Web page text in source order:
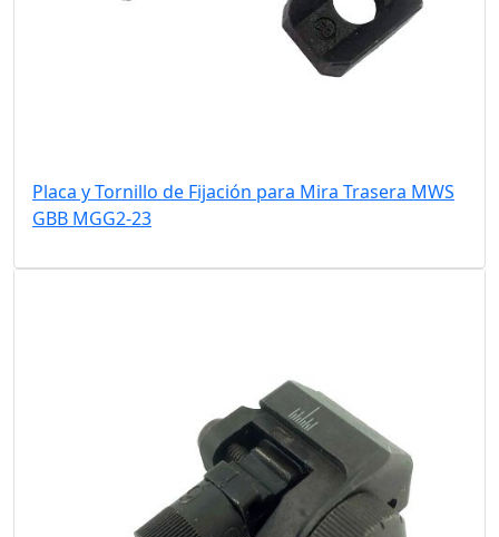
Placa y Tornillo de Fijación para Mira Trasera MWS
GBB MGG2-23